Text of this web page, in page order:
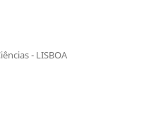
- LISBOA